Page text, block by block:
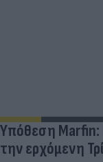
Υπόθεση Marfin:
την ερχόμενη